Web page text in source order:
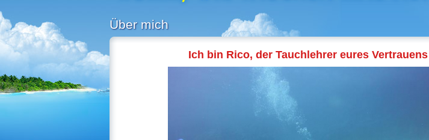
Über mich
Ich bin Rico, der Tauchlehrer eures Vertrauens